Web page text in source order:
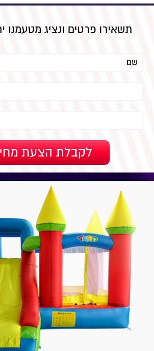
תשאירו פרטים ונציג מטעמנו